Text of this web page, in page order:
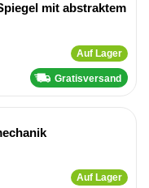
mit abstraktem
Auf Lager
Gratisversand
Auf Lager